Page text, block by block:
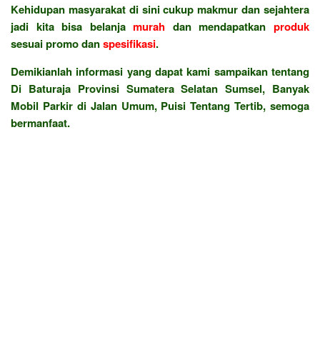
Kehidupan masyarakat di sini cukup makmur dan sejahtera
jadi kita bisa belanjamurah dan mendapatkanproduk
sesuai promo danspesifikasi.
Demikianlah informasi yang dapat kami sampaikan tentang
Di Baturaja Provinsi Sumatera Selatan Sumsel, Banyak
Mobil Parkir di Jalan Umum, Puisi Tentang Tertib, semoga
bermanfaat.